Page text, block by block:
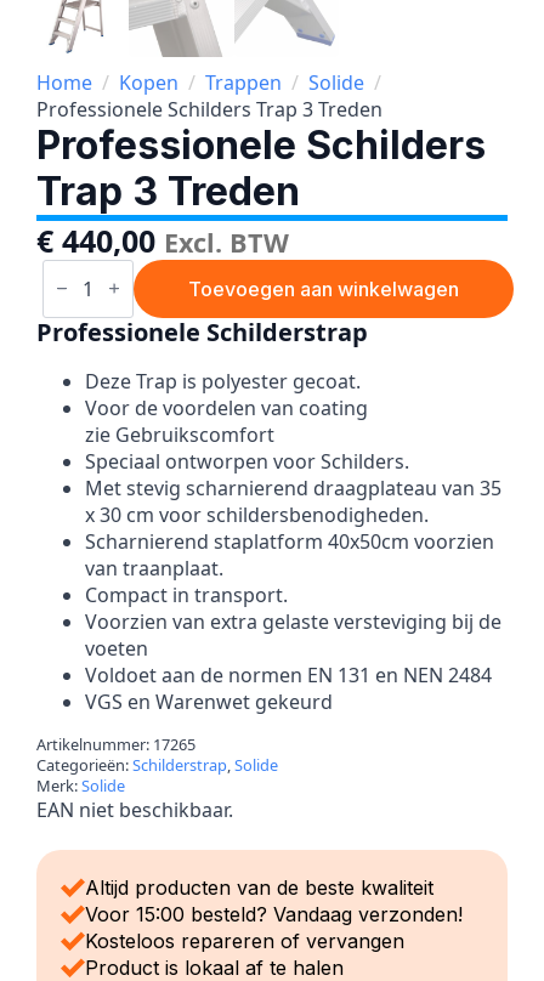
Home Kopen Trappen
Solide
Professionele Schilders Trap 3 Treden
Professionele Schilders
Trap 3 Treden
€ 440,00 Excl. BTW
Professionele
Schilders
3
Treden
Toevoegen aan winkelwagen
Professionele Schilderstrap
Deze Trap is polyester gecoat.
Voor de voordelen van coating
zie Gebruikscomfort
Speciaal ontworpen voor Schilders.
Met stevig scharnierend draagplateau van 35
x 30 cm voor schildersbenodigheden.
Scharnierend staplatform 40x50cm voorzien
van traanplaat.
Compact in transport.
Voorzien van extra gelaste versteviging bij de
voeten
Voldoet aan de normen EN 131 en NEN 2484
VGS en Warenwet gekeurd
Artikelnummer: 17265
Categorieën:Schilderstrap Solide
Merk:Solide
EAN niet beschikbaar.
Altijd producten van de beste kwaliteit
Voor 15:00 besteld? Vandaag verzonden!
Kosteloos repareren of vervangen
Product is lokaal af te halen